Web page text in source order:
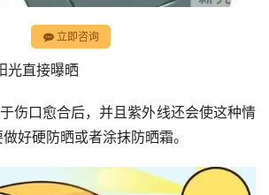
立即咨询
光直接曝晒
伤口愈合后，并且紫外线还会使这种情
好硬防晒或者涂抹防晒霜。